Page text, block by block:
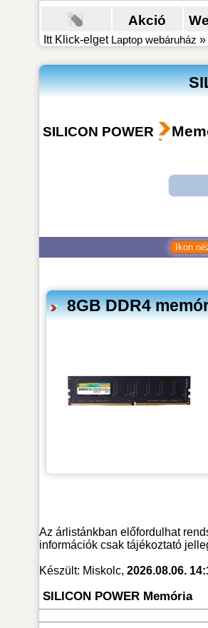
Akció
Itt Klick-elget Laptop webáruház »
SILICON POWER
8GB DDR4
Az árlistánkban előfordulhat
információk csak tájékoztató
Készült: Miskolc, 2026.08.06.
SILICON POWER Memória